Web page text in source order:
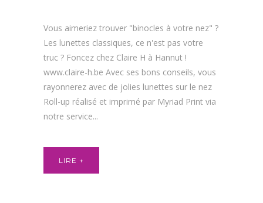
Vous aimeriez trouver "binocles à votre nez" ?
Les lunettes classiques, ce n'est pas votre
truc ? Foncez chez Claire H à Hannut !
www.claire-h.be Avec ses bons conseils, vous
rayonnerez avec de jolies lunettes sur le nez
Roll-up réalisé et imprimé par Myriad Print via
notre service...
LIRE +